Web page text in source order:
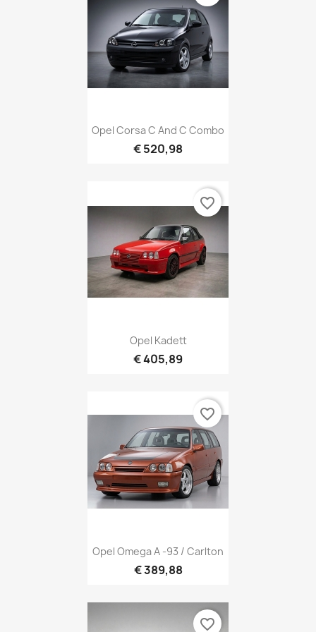
Opel Corsa C And C Combo
€ 520,98
Opel Kadett
€ 405,89
favorite_border
Opel Omega A -93 / Carlton
€ 389,88
favorite_border
favorite_border